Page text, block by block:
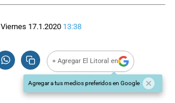
Viernes 17.1.2020 13:38
+ Agregar El Litoral en
Agregar a tus medios preferidos en Google